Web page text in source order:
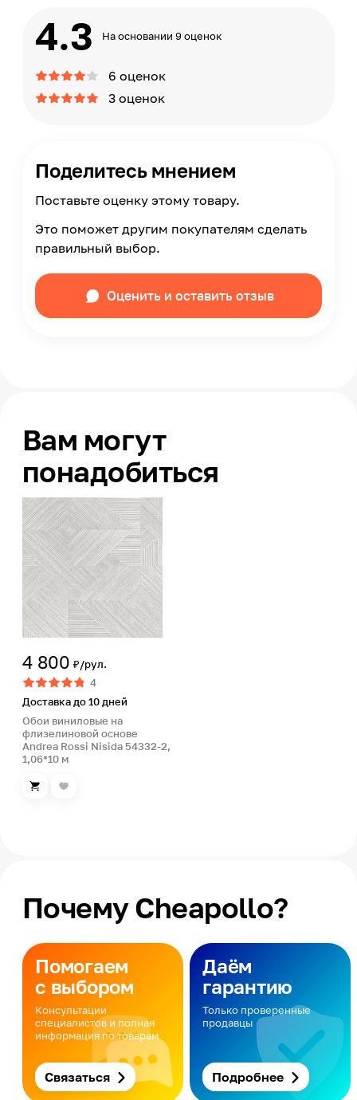
4.3 На основании 9 оценок
6 оценок
3 оценок
Поделитесь мнением
Поставьте оценку этому товару.
Это поможет другим покупателям сделать
правильный выбор.
Оценить и оставить отзыв
Вам могут
понадобиться
4 800 ₽/рул.
4
Доставка до 10 дней
Обои виниловые на
флизелиновой основе
Andrea Rossi Nisida 54332-2,
1,06*10 м
Почему Cheapollo?
Помогаем
с выбором
Консультации
специалистов и полная
информация по товарам
Связаться
Даём
гарантию
Только проверенные
продавцы
Подробнее